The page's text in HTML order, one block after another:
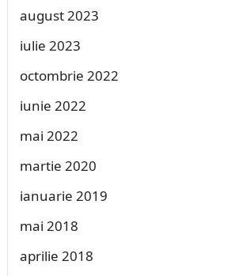
august 2023
iulie 2023
octombrie 2022
iunie 2022
mai 2022
martie 2020
ianuarie 2019
mai 2018
aprilie 2018